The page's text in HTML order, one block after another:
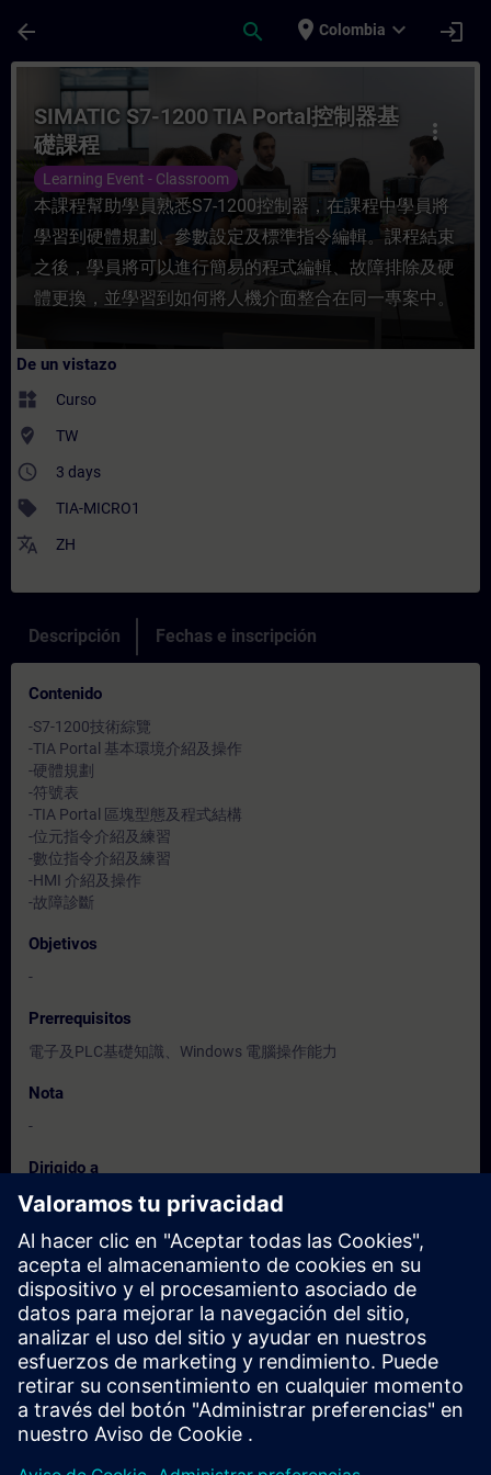
arrow_back search place Colombia expand_more login
Curso - SIMATIC S7-1200 TIA Portal控
more_vert
SIMATIC S7-1200 TIA Portal控制器基
礎課程
Learning Event - Classroom
本課程幫助學員熟悉S7-1200控制器，在課程中學員將
學習到硬體規劃、參數設定及標準指令編輯。課程結束
之後，學員將可以進行簡易的程式編輯、故障排除及硬
體更換，並學習到如何將人機介面整合在同一專案中。
De un vistazo
widgets Curso
where_to_vote TW
access_time 3 days
sell TIA-MICRO1
translate ZH
Descripción Fechas e inscripción
Contenido
-S7-1200技術綜覽
-TIA Portal 基本環境介紹及操作
-硬體規劃
-符號表
-TIA Portal 區塊型態及程式結構
-位元指令介紹及練習
-數位指令介紹及練習
-HMI 介紹及操作
-故障診斷
Objetivos
-
Prerrequisitos
電子及PLC基礎知識、Windows 電腦操作能力
Nota
-
Dirigido a
程式設計人員、調機/試俥工程人員、服務/維護工程人員、操作
Fechas e inscripción
Actualmente no hay eventos disponibles
Inscríbete en la lista de solicitudes y recibirás una notificación en
cuanto haya nuevas fechas disponibles.
Activar el servicio de notificación